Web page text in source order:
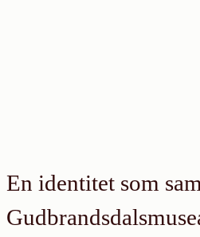
En identitet som